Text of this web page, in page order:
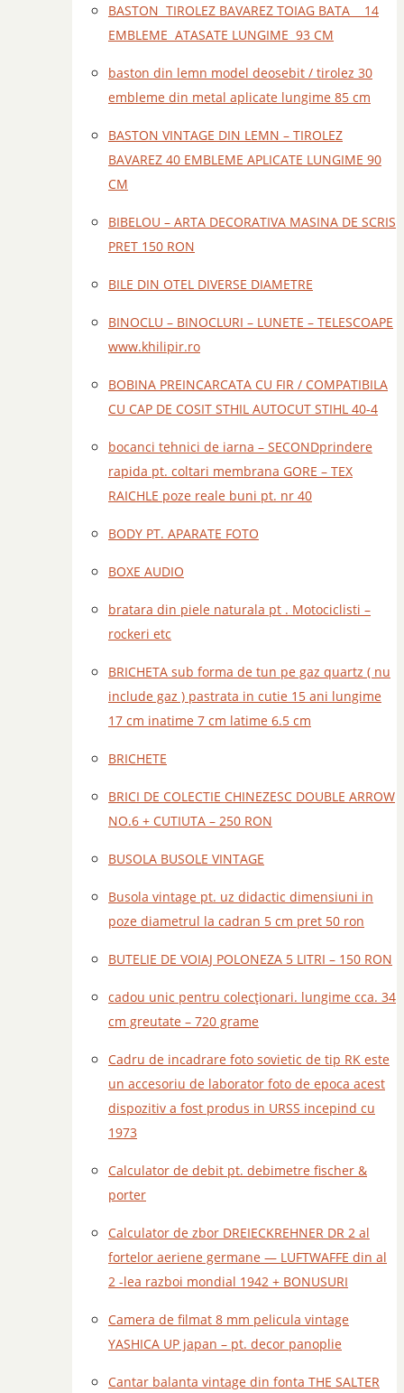
BASTON TIROLEZ BAVAREZ TOIAG BATA 14
EMBLEME ATASATE LUNGIME 93 CM
baston din lemn model deosebit / tirolez 30
embleme din metal aplicate lungime 85 cm
BASTON VINTAGE DIN LEMN – TIROLEZ
BAVAREZ 40 EMBLEME APLICATE LUNGIME 90
CM
BIBELOU – ARTA DECORATIVA MASINA DE SCRIS
PRET 150 RON
BILE DIN OTEL DIVERSE DIAMETRE
BINOCLU – BINOCLURI – LUNETE – TELESCOAPE
www.khilipir.ro
BOBINA PREINCARCATA CU FIR / COMPATIBILA
CU CAP DE COSIT STHIL AUTOCUT STIHL 40-4
bocanci tehnici de iarna – SECONDprindere
rapida pt. coltari membrana GORE – TEX
RAICHLE poze reale buni pt. nr 40
BODY PT. APARATE FOTO
BOXE AUDIO
bratara din piele naturala pt . Motociclisti –
rockeri etc
BRICHETA sub forma de tun pe gaz quartz ( nu
include gaz ) pastrata in cutie 15 ani lungime
17 cm inatime 7 cm latime 6.5 cm
BRICHETE
BRICI DE COLECTIE CHINEZESC DOUBLE ARROW
NO.6 + CUTIUTA – 250 RON
BUSOLA BUSOLE VINTAGE
Busola vintage pt. uz didactic dimensiuni in
poze diametrul la cadran 5 cm pret 50 ron
BUTELIE DE VOIAJ POLONEZA 5 LITRI – 150 RON
cadou unic pentru colecționari. lungime cca. 34
cm greutate – 720 grame
Cadru de incadrare foto sovietic de tip RK este
un accesoriu de laborator foto de epoca acest
dispozitiv a fost produs in URSS incepind cu
1973
Calculator de debit pt. debimetre fischer &
porter
Calculator de zbor DREIECKREHNER DR 2 al
fortelor aeriene germane — LUFTWAFFE din al
2 -lea razboi mondial 1942 + BONUSURI
Camera de filmat 8 mm pelicula vintage
YASHICA UP japan – pt. decor panoplie
Cantar balanta vintage din fonta THE SALTER